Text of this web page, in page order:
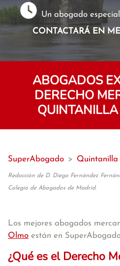
Un abogado
CONTACTARÁ EN
ABOGADOS
DERECHO
SuperAbogado >
Redacción de D. Diego Fernández
Colegio de Abogados de Madrid.
Los mejores abogados
Olmo están en
¿Qué es el Derecho